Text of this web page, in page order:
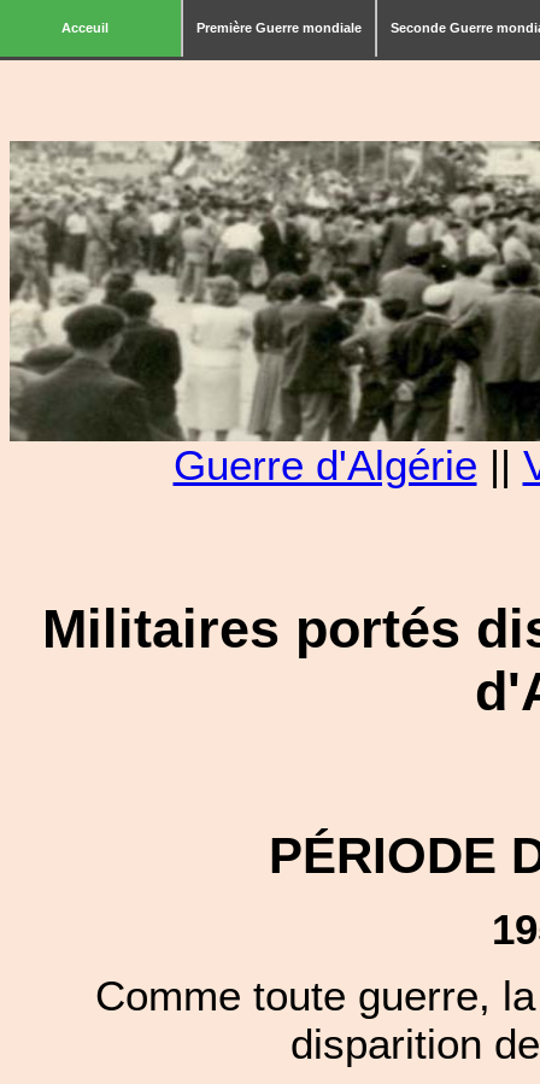
Acceuil Première Guerre mondiale Seconde Guerre
Guerre d'Algérie ||
Militaires portés
PÉRIODE
Comme toute guerre,
disparition